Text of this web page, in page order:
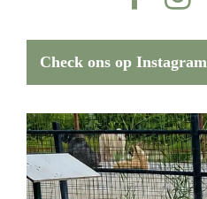
Check ons op Instagram